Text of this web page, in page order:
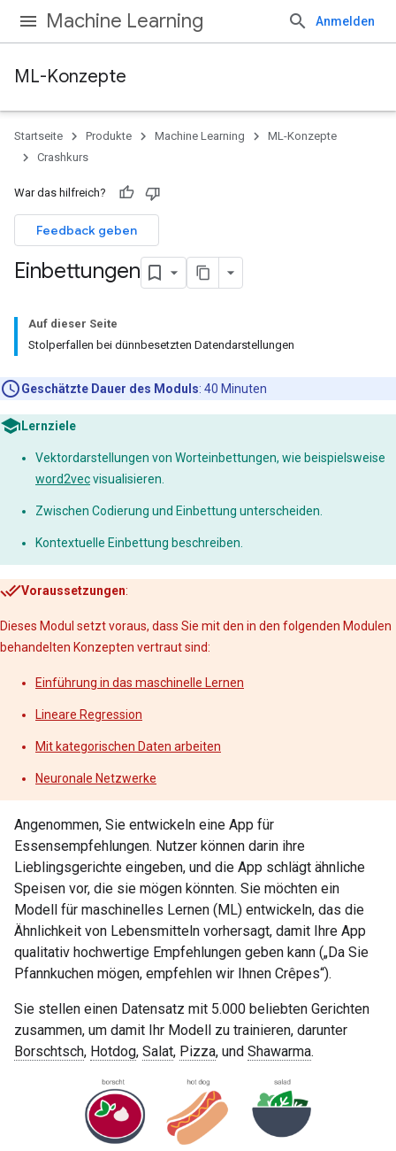
Machine Learning Anmelden
ML-Konzepte
Startseite Produkte Machine Learning
ML-Konzepte
Crashkurs
War das hilfreich?
Feedback geben
Einbettungen
Auf dieser Seite
Stolperfallen bei dünnbesetzten Datendarstellungen
Geschätzte Dauer des Moduls: 40 Minuten
Lernziele
Vektordarstellungen von Worteinbettungen, wie beispielsweise
word2vecvisualisieren.
Zwischen Codierung und Einbettung unterscheiden.
Kontextuelle Einbettung beschreiben.
Voraussetzungen:
Dieses Modul setzt voraus, dass Sie mit den in den folgenden Modulen
behandelten Konzepten vertraut sind:
Einführung in das maschinelle Lernen
Lineare Regression
Mit kategorischen Daten arbeiten
Neuronale Netzwerke
Angenommen, Sie entwickeln eine App für
Essensempfehlungen. Nutzer können darin ihre
Lieblingsgerichte eingeben, und die App schlägt ähnliche
Speisen vor, die sie mögen könnten. Sie möchten ein
Modell für maschinelles Lernen (ML) entwickeln, das die
Ähnlichkeit von Lebensmitteln vorhersagt, damit Ihre App
qualitativ hochwertige Empfehlungen geben kann („Da Sie
Pfannkuchen mögen, empfehlen wir Ihnen Crêpes“).
Sie stellen einen Datensatz mit 5.000 beliebten Gerichten
zusammen, um damit Ihr Modell zu trainieren, darunter
Borschtsch, Hotdog, Salat, Pizza, und Shawarma.